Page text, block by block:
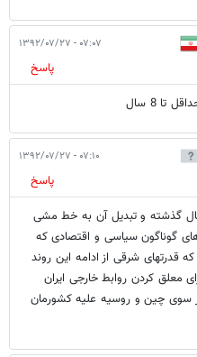
۰۷:۰۷ - ۱۳۹۲/۰۷/۲۷
پاسخ
8 سال
۰۷:۱۰ - ۱۳۹۲/۰۷/۲۷
پاسخ
نطریه "نگاه به شرق" در 8 سال گذشته و تبدیل آن به خط مشی
گوناگون سیاسی و اقتصادی که
قدرتهای شرقی از ادامه این روند
معلق کردن روابط خارجی ایران
سوی چین و روسیه علیه کشورمان